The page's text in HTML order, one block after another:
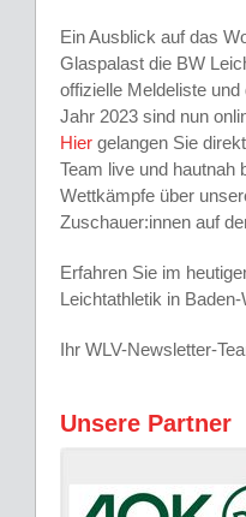
Ein Ausblick auf das
Glaspalast die BW
offizielle Meldeliste
Jahr 2023 sind nun
Hier gelangen Sie
Team live und hautnah
Wettkämpfe über
Zuschauer:innen auf
Erfahren Sie im
Leichtathletik in
Ihr WLV-Newsletter-
Unsere Partner